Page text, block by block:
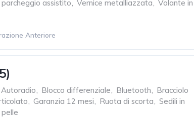
assistito, Vernice metalliazzata, Volante in
Anteriore
Autoradio, Blocco differenziale, Bluetooth, Bracciolo
, Garanzia 12 mesi, Ruota di scorta, Sedili in